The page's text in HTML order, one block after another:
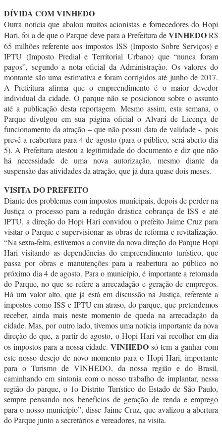
DÍVIDA COM VINHEDO
Outra notícia que abalou muitos acionistas e fornecedores do Hopi
Hari, foi a de que o Parque deve para a Prefeitura deVINHEDOR$
65 milhões referente aos impostos ISS (Imposto Sobre Serviços) e
IPTU (Imposto Predial e Territorial Urbano) que “nunca foram
pagos”, segundo a nota oficial da Administração. Os valores do
montante são uma estimativa e foram corrigidos até junho de 2017.
A Prefeitura afirma que o empreendimento é o maior devedor
individual da cidade. O parque não se posicionou sobre o assunto
até a publicação desta reportagem. Mesmo assim, esta semana, o
Parque divulgou em sua página oficial o Alvará de Licença de
funcionamento da atração – que não possui data de validade -, pois
prevê a reabertura para 4 de agosto (para o público, será aberto dia
5). A Prefeitura atestou a legitimidade do documento e diz que não
há necessidade de uma nova autorização, mesmo diante da
suspensão das atividades da atração, que já dura quase dois meses.
VISITA DO PREFEITO
Diante dos problemas com impostos municipais, depois de perder na
Justiça o processo para a redução drástica cobrança de ISS e até
IPTU, a direção do Hopi Hari convidou o prefeito Jaime Cruz para
visitar o Parque e supervisionar as obras de reforma e revitalização.
“Na sexta-feira, estivemos a convite da nova direção do Parque Hopi
Hari visitando as dependências do empreendimento turístico, que
passa por obras e manutenções para a reabertura ao público no
próximo dia 4 de agosto. Para o município, é importante a retomada
do Parque, no que se refere a arrecadação e geração de empregos.
Há um valor alto, que já está em discussão na Justiça, referente a
impostos como ISS e IPTU em atraso, do parque, que pretendemos
receber, ainda mais neste momento de queda na arrecadação da
cidade. Mas, por outro lado, tivemos uma notícia importante da nova
direção de que, a partir de agosto, o Hopi Hari vai recolher em dia
os impostos para a nossa cidade.VINHEDO só tem a ganhar com
este nosso desejo de novo momento para o Hopi Hari, importante
para o Turismo de VINHEDO, da nossa região e do Brasil,
caminhando em sintonia com o nosso trabalho de implantar, nessa
região do parque, o 1o Distrito Turístico do Estado de São Paulo,
sempre pensando nos benefícios de geração de renda e emprego
para o nosso município”, disse Jaime Cruz, que avalizou a abertura
do Parque junto a secretários e vereadores, na visita.